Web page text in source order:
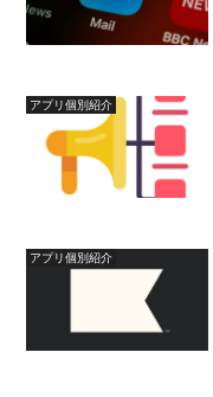
アプリ個別紹介
アプリ個別紹介